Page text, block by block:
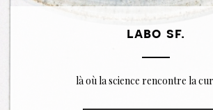
labo sf.
là où la science rencontre la